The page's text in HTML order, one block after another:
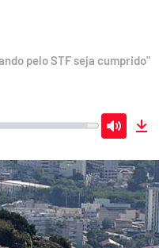
pelo STF seja cumprido"
Mute